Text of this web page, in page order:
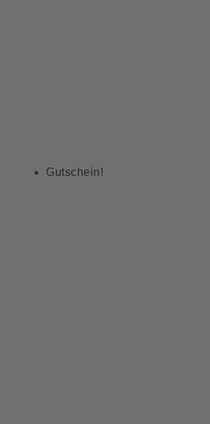
Gutschein!